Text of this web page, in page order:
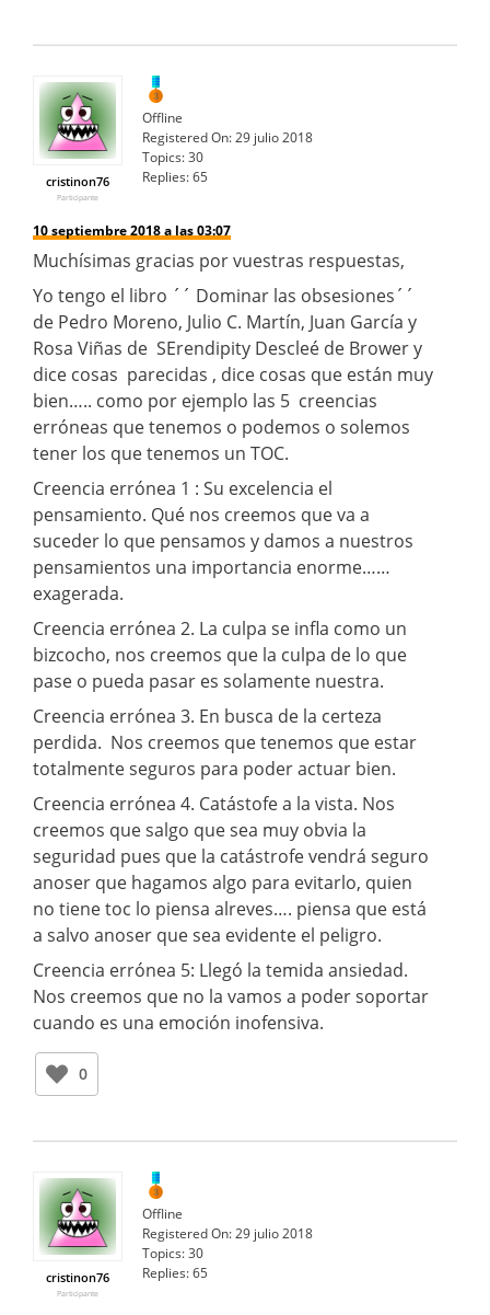
cristinon76
Participante
Offline
Registered On:29 julio 2018
Topics:30
Replies:65
10 septiembre 2018 a las 03:07
Muchísimas gracias por vuestras respuestas,
Yo tengo el libro ´´ Dominar las obsesiones´´
de Pedro Moreno, Julio C. Martín, Juan García y
Rosa Viñas de SErendipity Descleé de Brower y
dice cosas parecidas , dice cosas que están muy
bien….. como por ejemplo las 5 creencias
erróneas que tenemos o podemos o solemos
tener los que tenemos un TOC.
Creencia errónea 1 : Su excelencia el
pensamiento. Qué nos creemos que va a
suceder lo que pensamos y damos a nuestros
pensamientos una importancia enorme……
exagerada.
Creencia errónea 2. La culpa se infla como un
bizcocho, nos creemos que la culpa de lo que
pase o pueda pasar es solamente nuestra.
Creencia errónea 3. En busca de la certeza
perdida. Nos creemos que tenemos que estar
totalmente seguros para poder actuar bien.
Creencia errónea 4. Catástofe a la vista. Nos
creemos que salgo que sea muy obvia la
seguridad pues que la catástrofe vendrá seguro
anoser que hagamos algo para evitarlo, quien
no tiene toc lo piensa alreves…. piensa que está
a salvo anoser que sea evidente el peligro.
Creencia errónea 5: Llegó la temida ansiedad.
Nos creemos que no la vamos a poder soportar
cuando es una emoción inofensiva.
0
cristinon76
Participante
Offline
Registered On:29 julio 2018
Topics:30
Replies:65